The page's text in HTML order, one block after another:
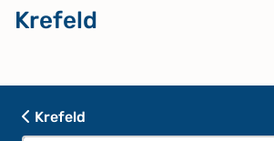
Krefeld
Krefeld